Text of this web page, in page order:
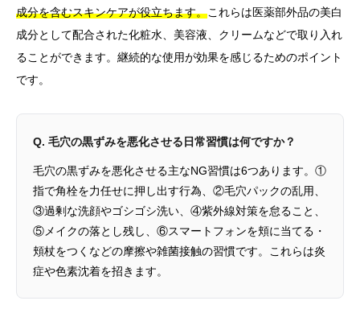
成分を含むスキンケアが役立ちます。これらは医薬部外品の美白
成分として配合された化粧水、美容液、クリームなどで取り入れ
ることができます。継続的な使用が効果を感じるためのポイント
です。
Q. 毛穴の黒ずみを悪化させる日常習慣は何ですか？
毛穴の黒ずみを悪化させる主なNG習慣は6つあります。①
指で角栓を力任せに押し出す行為、②毛穴パックの乱用、
③過剰な洗顔やゴシゴシ洗い、④紫外線対策を怠ること、
⑤メイクの落とし残し、⑥スマートフォンを頬に当てる・
頬杖をつくなどの摩擦や雑菌接触の習慣です。これらは炎
症や色素沈着を招きます。